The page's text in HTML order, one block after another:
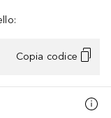
Copia codice